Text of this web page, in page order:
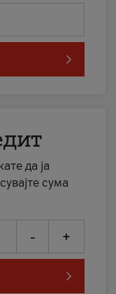
да ја
сума
- +